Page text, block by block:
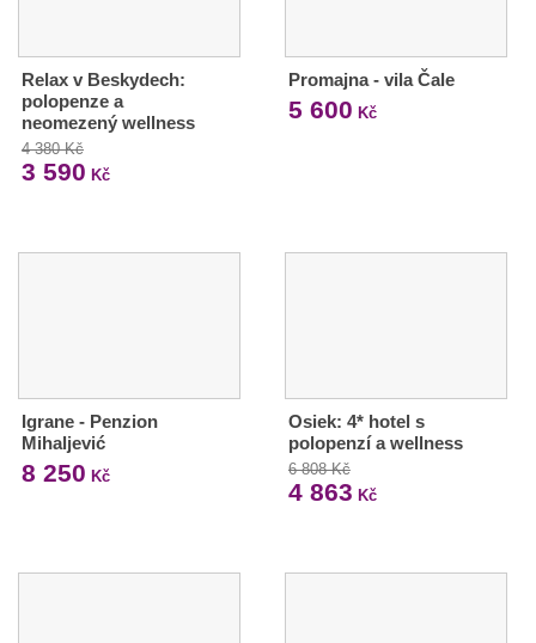
Relax v Beskydech:
polopenze a
neomezený wellness
4 380 Kč
3 590 Kč
Promajna - vila Čale
5 600 Kč
Igrane - Penzion
Mihaljević
8 250 Kč
Osiek: 4* hotel s
polopenzí a wellness
6 808 Kč
4 863 Kč